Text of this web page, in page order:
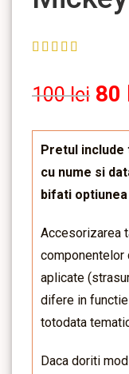
100lei 80
Pretul include
cu nume si
bifati
Accesorizarea
componentelor
aplicate
difere in
totodata
Daca doriti